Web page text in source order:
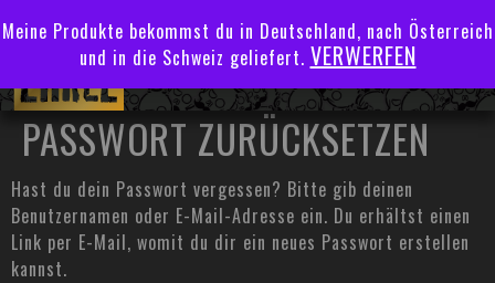
Meine Produkte bekommst du in Deutschland, nach Österreich
und in die Schweiz geliefert. VERWERFEN
PASSWORT ZURÜCKSETZEN
Hast du dein Passwort vergessen? Bitte gib deinen
Benutzernamen oder E-Mail-Adresse ein. Du erhältst einen
Link per E-Mail, womit du dir ein neues Passwort erstellen
kannst.